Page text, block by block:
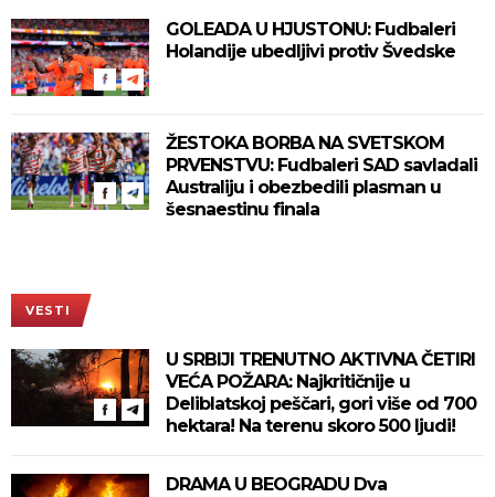
GOLEADA U HJUSTONU: Fudbaleri
Holandije ubedljivi protiv Švedske
ŽESTOKA BORBA NA SVETSKOM
PRVENSTVU: Fudbaleri SAD savladali
Australiju i obezbedili plasman u
šesnaestinu finala
VESTI
U SRBIJI TRENUTNO AKTIVNA ČETIRI
VEĆA POŽARA: Najkritičnije u
Deliblatskoj peščari, gori više od 700
hektara! Na terenu skoro 500 ljudi!
DRAMA U BEOGRADU Dva